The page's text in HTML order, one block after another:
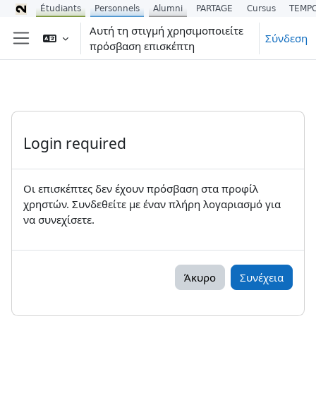
Μετάβαση στο κεντρικό περιεχόμενο
Πλευρικός πίνακας
Αυτή τη στιγμή χρησιμοποιείτε
πρόσβαση επισκέπτη
Σύνδεση
Login required
Οι επισκέπτες δεν έχουν πρόσβαση στα προφίλ
χρηστών. Συνδεθείτε με έναν πλήρη λογαριασμό για
να συνεχίσετε.
Άκυρο Συνέχεια
Étudiants Personnels Alumni PARTAGE Cursus